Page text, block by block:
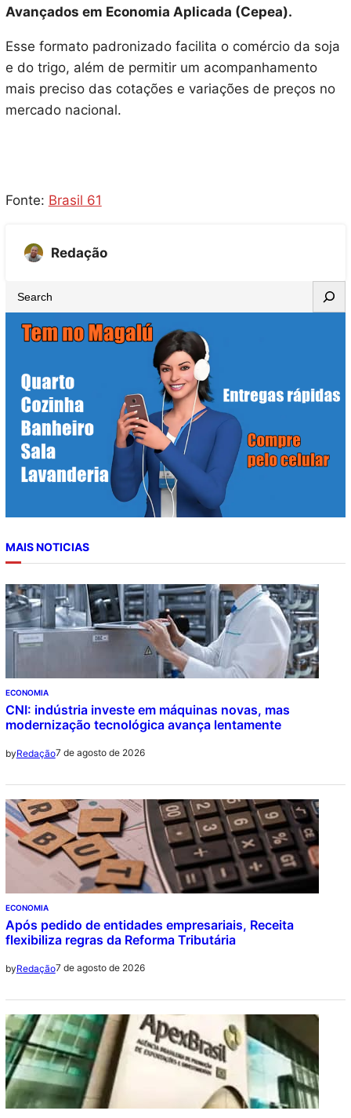
Avançados em Economia Aplicada (Cepea).
Esse formato padronizado facilita o comércio da soja
e do trigo, além de permitir um acompanhamento
mais preciso das cotações e variações de preços no
mercado nacional.
Fonte: Brasil 61
Redação
e
MAIS NOTICIAS
ECONOMIA
CNI: indústria investe em máquinas novas, mas
modernização tecnológica avança lentamente
byRedação7 de agosto de 2026
ECONOMIA
Após pedido de entidades empresariais, Receita
flexibiliza regras da Reforma Tributária
byRedação7 de agosto de 2026